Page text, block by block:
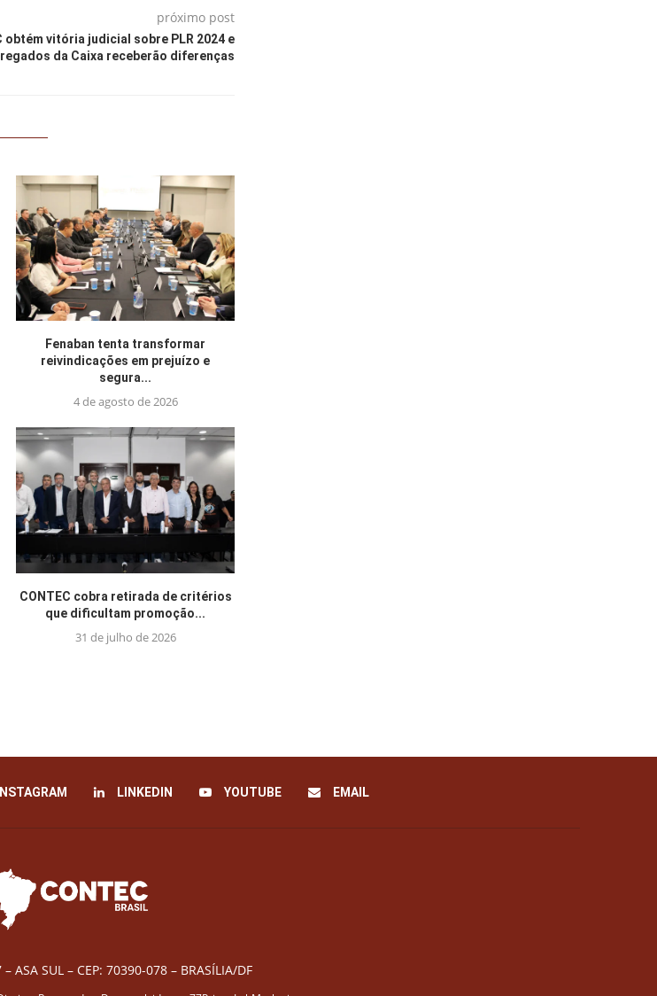
próximo post
obtém vitória judicial sobre PLR 2024 e
da Caixa receberão diferenças
Fenaban tenta transformar
reivindicações em prejuízo e
segura...
4 de agosto de 2026
CONTEC cobra retirada de critérios
que dificultam promoção...
31 de julho de 2026
INSTAGRAM LINKEDIN YOUTUBE EMAIL
ASA SUL – CEP: 70390-078 – BRASÍLIA/DF